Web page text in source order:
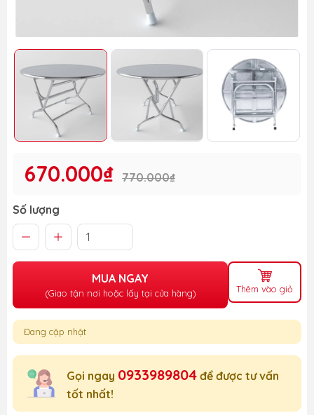
670.000₫ 770.000₫
Số lượng
MUA NGAY
(Giao tận nơi hoặc lấy tại cửa hàng) Thêm vào giỏ
Đang cập nhật
Gọi ngay 0933989804 để được tư vấn
tốt nhất!